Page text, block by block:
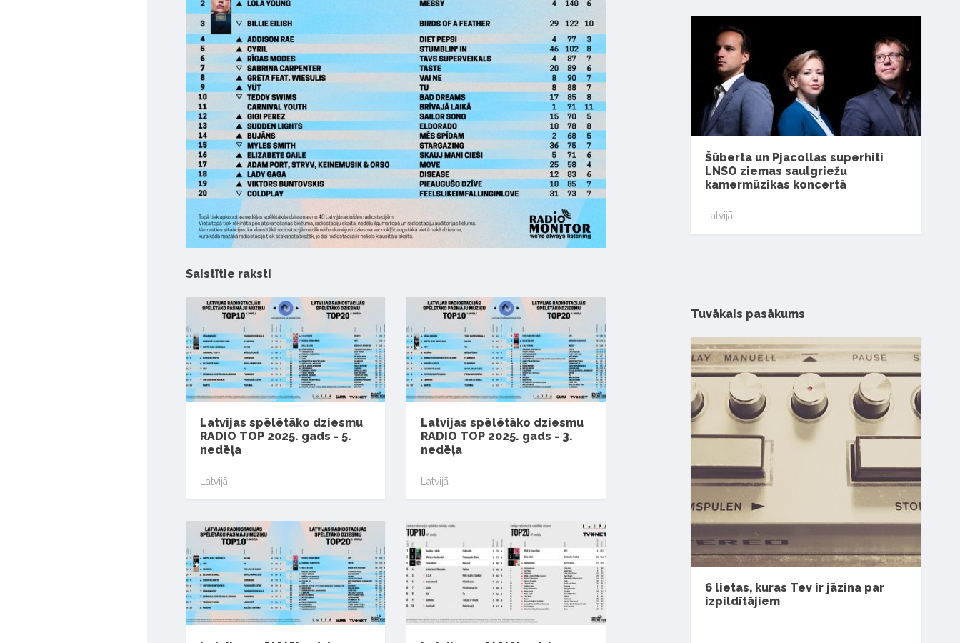
Saistītie raksti
Latvijas spēlētāko dziesmu
RADIO TOP 2025. gads - 5.
nedēļa
Latvijā
Latvijas spēlētāko dziesmu
RADIO TOP 2025. gads - 3.
nedēļa
Latvijā
Šūberta un Pjacollas superhiti
LNSO ziemas saulgriežu
kamermūzikas koncertā
Latvijā
Tuvākais pasākums
6 lietas, kuras Tev ir jāzina par
izpildītājiem